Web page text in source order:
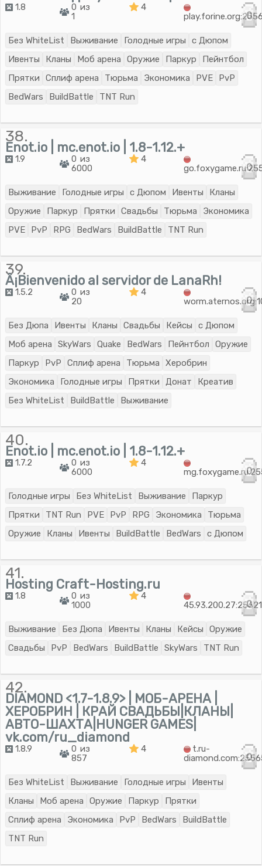
1.8
0 из
1
4
0
Без WhiteList Выживание Голодные игры
с Дюпом
Ивенты
Кланы Моб арена Оружие Паркур
Пейнтбол
Прятки
Сплиф арена Тюрьма Экономика PVE
PvP
BedWars
BuildBattle TNT Run
38.
Enot.io | mc.enot.io | 1.8-1.12.+
1.9
0 из
6000
4
0
Выживание Голодные игры с Дюпом Ивенты
Кланы
Оружие
Паркур Прятки Свадьбы Тюрьма
Экономика
PVE
PvP RPG BedWars BuildBattle TNT Run
39.
Â¡Bienvenido al servidor de LanaRh!
1.5.2
0 из
20
4
0
Без Дюпа Ивенты Кланы Свадьбы Кейсы
с Дюпом
Моб арена
SkyWars Quake BedWars Пейнтбол
Оружие
Паркур
PvP Сплиф арена Тюрьма
Херобрин
Экономика
Голодные игры Прятки Донат
Креатив
Без WhiteList
BuildBattle Выживание
40.
Enot.io | mc.enot.io | 1.8-1.12.+
1.7.2
0 из
6000
4
0
Голодные игры Без WhiteList Выживание
Паркур
Прятки
TNT Run PVE PvP RPG Экономика
Тюрьма
Оружие
Кланы Ивенты BuildBattle BedWars с Дюпом
41.
Hosting Craft-Hosting.ru
1.8
0 из
1000
4
45.93.200.27:25621
0
Выживание Без Дюпа Ивенты Кланы Кейсы
Оружие
Свадьбы
PvP BedWars BuildBattle SkyWars TNT Run
42.
DIAMOND <1.7-1.8.9> | МОБ-АРЕНА |
ХЕРОБРИН | КРАЙ СВАДЬБЫ|КЛАНЫ|
АВТО-ШАХТА|HUNGER GAMES|
vk.com/ru_diamond
1.8.9
0 из
857
4
t.ru-
0
Без WhiteList Выживание Голодные игры
Ивенты
Кланы
Моб арена Оружие Паркур
Прятки
Сплиф арена
Экономика PvP BedWars
BuildBattle
TNT Run